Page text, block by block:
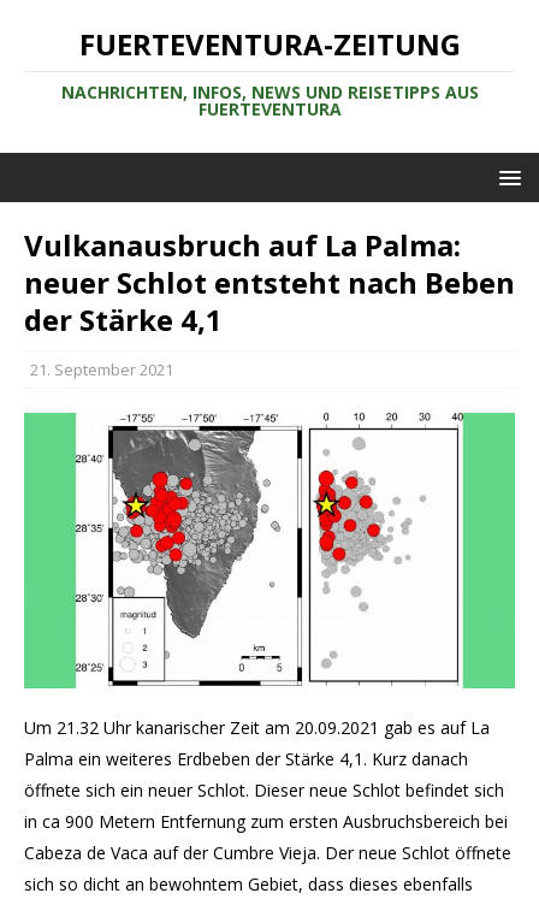
FUERTEVENTURA-ZEITUNG
NACHRICHTEN, INFOS, NEWS UND REISETIPPS AUS
FUERTEVENTURA
Vulkanausbruch auf La Palma:
neuer Schlot entsteht nach Beben
der Stärke 4,1
21. September 2021
Um 21.32 Uhr kanarischer Zeit am 20.09.2021 gab es auf La
Palma ein weiteres Erdbeben der Stärke 4,1. Kurz danach
öffnete sich ein neuer Schlot. Dieser neue Schlot befindet sich
in ca 900 Metern Entfernung zum ersten Ausbruchsbereich bei
Cabeza de Vaca auf der Cumbre Vieja. Der neue Schlot öffnete
sich so dicht an bewohntem Gebiet, dass dieses ebenfalls